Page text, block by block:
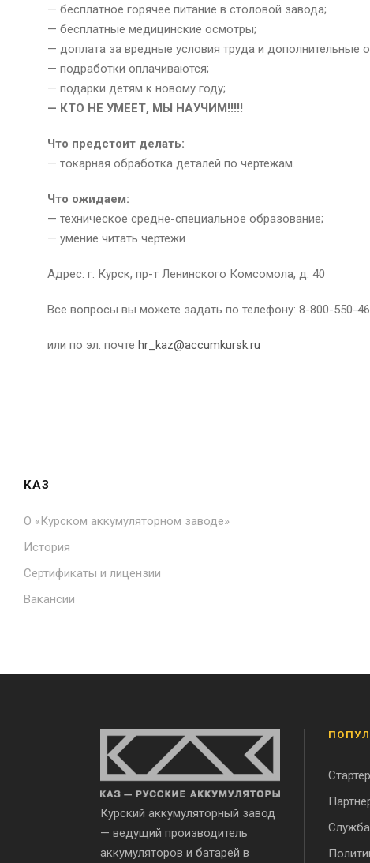
— бесплатное горячее питание в столовой завода;
— бесплатные медицинские осмотры;
— доплата за вредные условия труда и дополнительные
— подработки оплачиваются;
— подарки детям к новому году;
— КТО НЕ УМЕЕТ, МЫ НАУЧИМ!!!!!
Что предстоит делать:
— токарная обработка деталей по чертежам.
Что ожидаем:
— техническое средне-специальное образование;
— умение читать чертежи
Адрес: г. Курск, пр-т Ленинского Комсомола, д. 40
Все вопросы вы можете задать по телефону: 8-800-550-
или по эл. почте hr_kaz@accumkursk.ru
КАЗ
О «Курском аккумуляторном заводе»
История
Сертификаты и лицензии
Вакансии
Курский аккумуляторный завод
— ведущий производитель
аккумуляторов и батарей в